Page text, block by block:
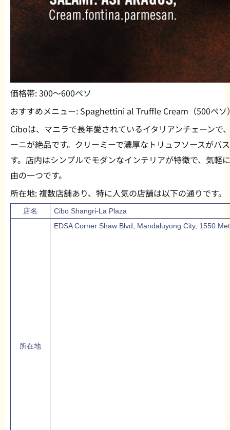
価格帯:300〜600ペソ
おすすめメニュー: Spaghettini al Truffle Cream（500ペソ
Ciboは、マニラで長年愛されているイタリアンチェーンで
ーニが絶品です。クリーミーで濃厚なトリュフソースがパ
す。店内はシンプルでモダンなインテリアが特徴で、気軽
由の一つです。
所在地:複数店舗あり、特に人気の店舗は以下の通りです。
店名 Cibo Shangri-La Plaza
所在地
EDSA Corner Shaw Blvd, Mandaluyong City, 1550